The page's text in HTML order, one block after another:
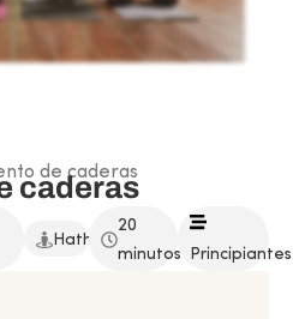
de caderas
caderas
Hatha
20
minutos Principiantes